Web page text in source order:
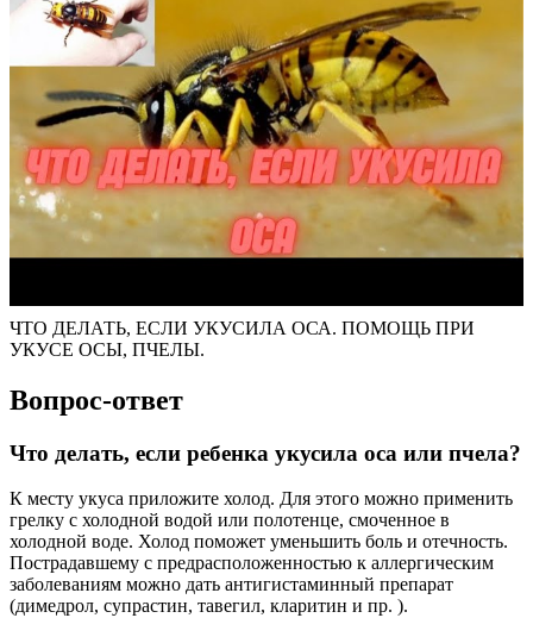
ЧТО ДЕЛАТЬ, ЕСЛИ УКУСИЛА ОСА. ПОМОЩЬ ПРИ
УКУСЕ ОСЫ, ПЧЕЛЫ.
Вопрос-ответ
Что делать, если ребенка укусила оса или пчела?
К месту укуса приложите холод. Для этого можно применить
грелку с холодной водой или полотенце, смоченное в
холодной воде. Холод поможет уменьшить боль и отечность.
Пострадавшему с предрасположенностью к аллергическим
заболеваниям можно дать антигистаминный препарат
(димедрол, супрастин, тавегил, кларитин и пр. ).